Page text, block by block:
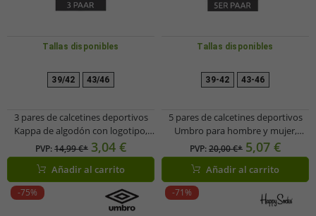
Tallas disponibles
39/42 43/46
3 pares de calcetines deportivos
Kappa de algodón con logotipo,
38937 blanco
PVP:14,99 €* 3,04 €
Añadir al carrito
Tallas disponibles
39-42 43-46
5 pares de calcetines deportivos
Umbro para hombre y mujer,
calcetines deportivos, con
certificación Oeko-Tex Standard
100, negros.
PVP:20,00 €* 5,07 €
Añadir al carrito
-75% -71%